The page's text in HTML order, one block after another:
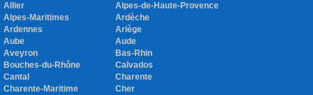
Allier
Alpes-de-Haute-Provence
Alpes-Maritimes
Ardèche
Ardennes
Ariège
Aube
Aude
Aveyron
Bas-Rhin
Bouches-du-Rhône
Calvados
Cantal
Charente
Charente-Maritime
Cher